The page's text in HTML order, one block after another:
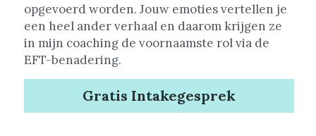
opgevoerd worden. Jouw emoties vertellen je
een heel ander verhaal en daarom krijgen ze
in mijn coaching de voornaamste rol via de
EFT-benadering.
Gratis Intakegesprek